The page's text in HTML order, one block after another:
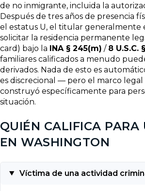
de no inmigrante, incluida la
Después de tres años de presencia
el estatus U, el titular generalmente
solicitar la residencia permanente
card) bajo la INA § 245(m) / 8 U.S.C.
familiares calificados a menudo
derivados. Nada de esto es
es discrecional — pero el marco legal
construyó específicamente para
situación.
QUIÉN CALIFICA PARA
EN WASHINGTON
Víctima de una actividad